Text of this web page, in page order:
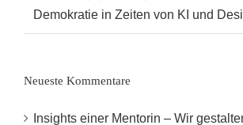
Demokratie in Zeiten von KI und
Neueste Kommentare
Insights einer Mentorin – Wir